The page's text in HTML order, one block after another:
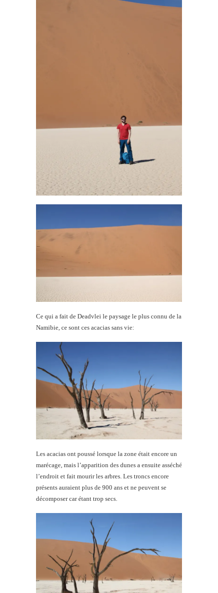
Ce qui a fait de Deadvlei le paysage le plus connu de la
Namibie, ce sont ces acacias sans vie:
Les acacias ont poussé lorsque la zone était encore un
marécage, mais l’apparition des dunes a ensuite asséché
l’endroit et fait mourir les arbres. Les troncs encore
présents auraient plus de 900 ans et ne peuvent se
décomposer car étant trop secs.